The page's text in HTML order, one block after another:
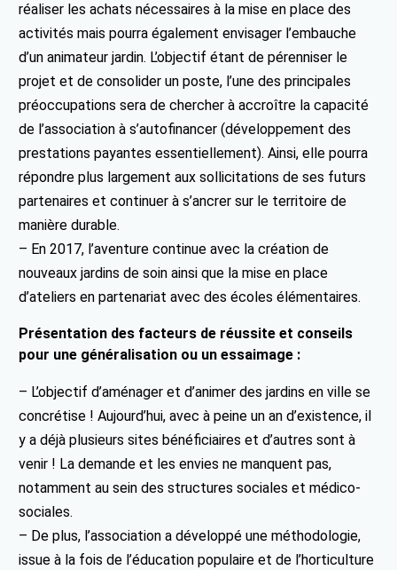
réaliser les achats nécessaires à la mise en place des
activités mais pourra également envisager l’embauche
d’un animateur jardin. L’objectif étant de pérenniser le
projet et de consolider un poste, l’une des principales
préoccupations sera de chercher à accroître la capacité
de l’association à s’autofinancer (développement des
prestations payantes essentiellement). Ainsi, elle pourra
répondre plus largement aux sollicitations de ses futurs
partenaires et continuer à s’ancrer sur le territoire de
manière durable.
– En 2017, l’aventure continue avec la création de
nouveaux jardins de soin ainsi que la mise en place
d’ateliers en partenariat avec des écoles élémentaires.
Présentation des facteurs de réussite et conseils
pour une généralisation ou un essaimage :
– L’objectif d’aménager et d’animer des jardins en ville se
concrétise ! Aujourd’hui, avec à peine un an d’existence, il
y a déjà plusieurs sites bénéficiaires et d’autres sont à
venir ! La demande et les envies ne manquent pas,
notamment au sein des structures sociales et médico-
sociales.
– De plus, l’association a développé une méthodologie,
issue à la fois de l’éducation populaire et de l’horticulture